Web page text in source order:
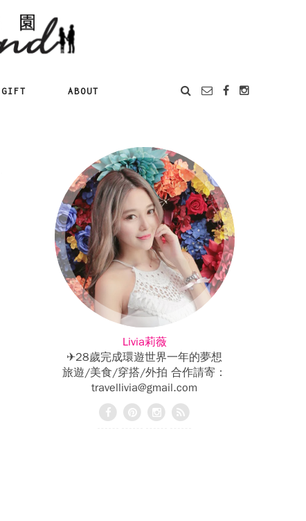
GIFT ABOUT
Livia莉薇
✈28歲完成環遊世界一年的夢想
旅遊/美食/穿搭/外拍 合作請寄：
travellivia@gmail.com